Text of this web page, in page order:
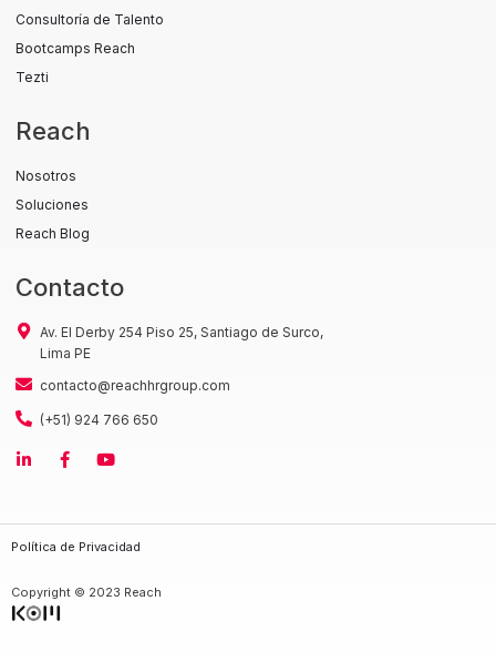
Consultoría de Talento
Bootcamps Reach
Tezti
Reach
Nosotros
Soluciones
Reach Blog
Contacto
Av. El Derby 254 Piso 25, Santiago de Surco,
Lima PE
contacto@reachhrgroup.com
(+51) 924 766 650
Copyright © 2023 Reach
Política de Privacidad